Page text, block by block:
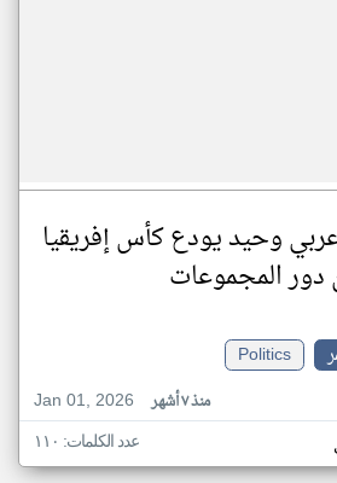
وحيد يودع كأس إفريقيا
Politics
Jan 01, 2026
منذ ٧ أشهر
عدد الكلمات: ١١٠